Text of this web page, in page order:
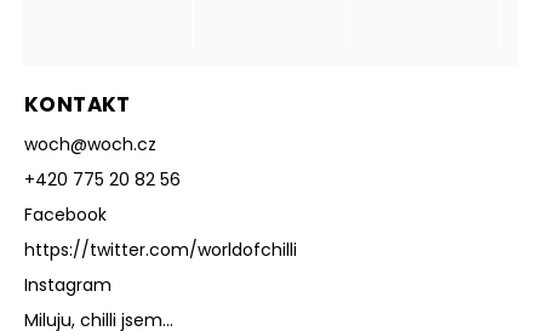
KONTAKT
woch@woch.cz
+420 775 20 82 56
Facebook
https://twitter.com/worldofchilli
Instagram
Miluju, chilli jsem...